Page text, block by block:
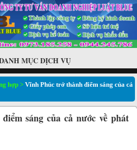
MỤC DỊCH VỤ
hợp >Vĩnh Phúc trở thành điểm sáng của cả
sáng của cả nước về phát